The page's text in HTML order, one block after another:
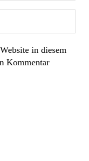
in diesem
Kommentar